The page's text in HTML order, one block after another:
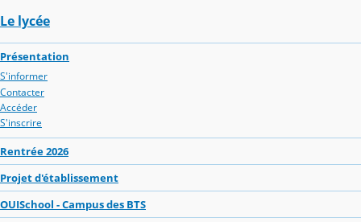
Le lycée
Présentation
S'informer
Contacter
Accéder
S'inscrire
Rentrée 2026
Projet d'établissement
OUISchool - Campus des BTS